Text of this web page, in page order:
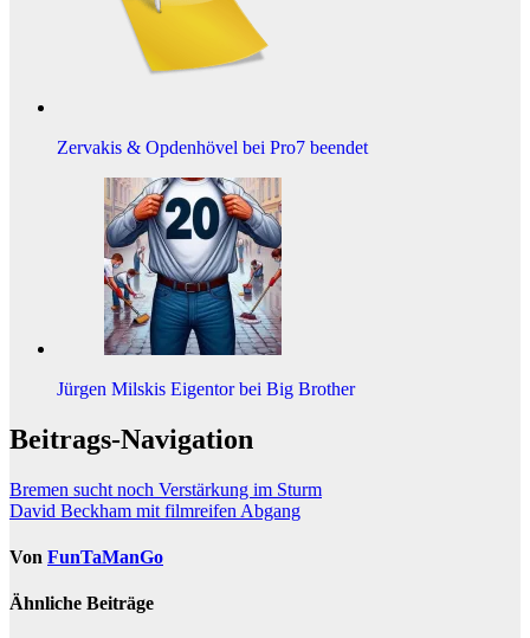
Zervakis & Opdenhövel bei Pro7 beendet
Jürgen Milskis Eigentor bei Big Brother
Beitrags-Navigation
Bremen sucht noch Verstärkung im Sturm
David Beckham mit filmreifen Abgang
Von FunTaManGo
Ähnliche Beiträge